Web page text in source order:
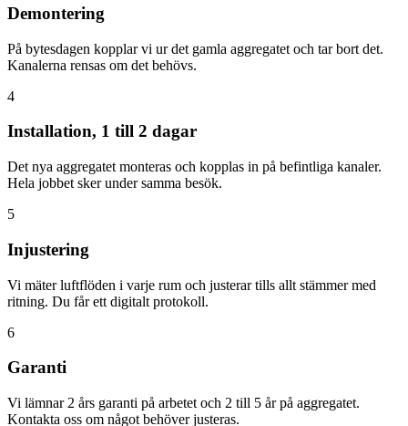
Demontering
På bytesdagen kopplar vi ur det gamla aggregatet och tar bort det.
Kanalerna rensas om det behövs.
4
Installation, 1 till 2 dagar
Det nya aggregatet monteras och kopplas in på befintliga kanaler.
Hela jobbet sker under samma besök.
5
Injustering
Vi mäter luftflöden i varje rum och justerar tills allt stämmer med
ritning. Du får ett digitalt protokoll.
6
Garanti
Vi lämnar 2 års garanti på arbetet och 2 till 5 år på aggregatet.
Kontakta oss om något behöver justeras.